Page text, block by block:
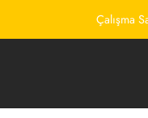
Çalışma